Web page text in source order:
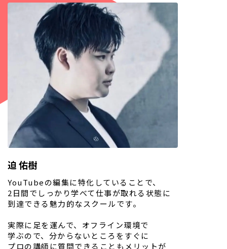
迫 佑樹
YouTubeの編集に特化していることで、
2日間でしっかり学べて仕事が取れる状態に
到達できる魅力的なスクールです。
実際に足を運んで、オフライン環境で
学ぶので、分からないところをすぐに
プロの講師に質問できることもメリットが